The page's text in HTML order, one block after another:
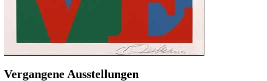
Vergangene Ausstellungen